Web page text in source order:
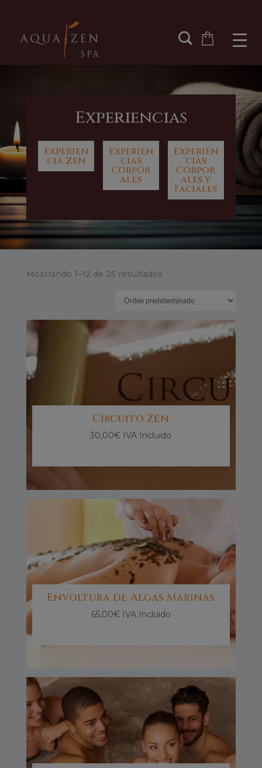
Experiencias
Experien
cia Zen
Experien
cias
Corpor
ales
Experien
cias
Corpor
ales y
Faciales
Mostrando 1–12 de 25 resultados
Circuito Zen
30,00€ IVA Incluido
Envoltura de Algas Marinas
65,00€ IVA Incluido